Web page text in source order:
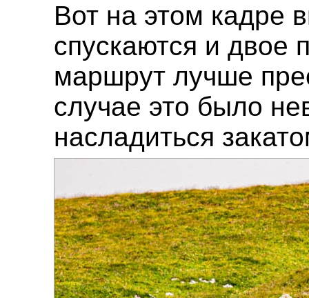
Вот на этом кадре
спускаются и двое
маршрут лучше
случае это было
насладиться